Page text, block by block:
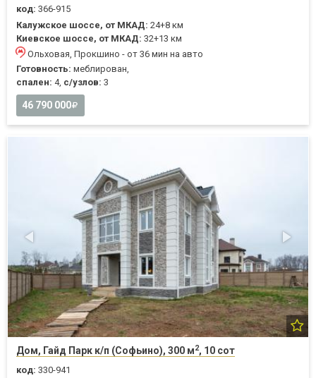
код: 366-915
Калужское шоссе, от МКАД: 24+8 км
Киевское шоссе, от МКАД: 32+13 км
Ольховая, Прокшино - от 36 мин на авто
Готовность: меблирован,
спален: 4, с/узлов: 3
46 790 000
Дом, Гайд Парк к/п (Софьино), 300 м2, 10 сот
код: 330-941